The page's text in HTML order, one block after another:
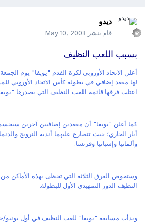
ديدو
قام بنشر May 10, 2008
بسبب اللعب النظيف
أعلن الاتحاد الأوروبي لكرة القدم "يويفا" يوم
لها مقعد إضافي في بطولة كأس الاتحاد الأوروبي
اعتلت فرقها قائمة اللعب النظيف التي يصدرها
أيار الجاري؛ حيث تتصارع عليهما أندية النرويج
وألمانيا وإسبانيا وفرنسا.
وستخوض الفرق الثلاثة التي تحظى بهذه الأماكن من
النظيف الدور التمهيدي الأول للبطولة.